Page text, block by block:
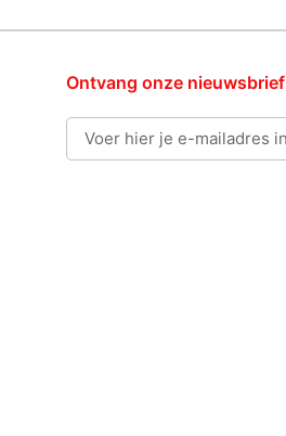
Ontvang onze nieuwsbrief